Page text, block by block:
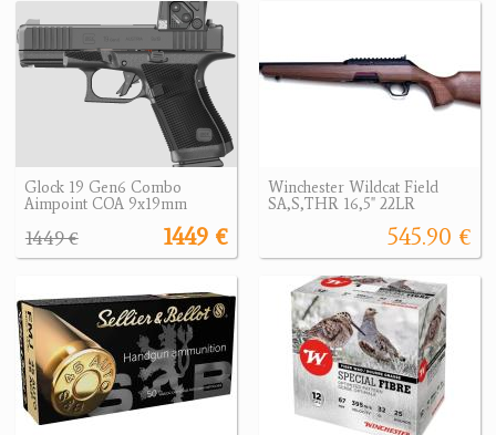
Glock 19 Gen6 Combo
Aimpoint COA 9x19mm
1449 €
1449 €
Winchester Wildcat Field
SA,S,THR 16,5" 22LR
545.90 €